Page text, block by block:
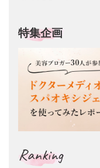
特集企画
Ranking